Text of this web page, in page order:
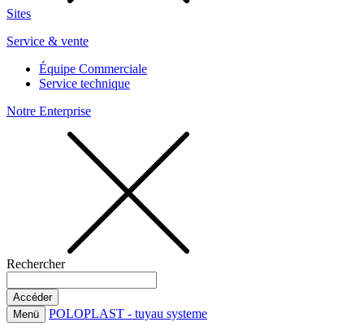
Sites
Service & vente
Équipe Commerciale
Service technique
Notre Enterprise
Rechercher
Menü POLOPLAST - tuyau systeme